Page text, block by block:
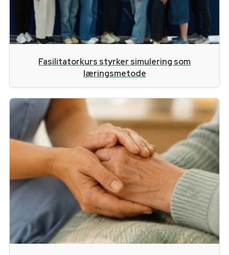
Fasilitatorkurs styrker simulering som
læringsmetode